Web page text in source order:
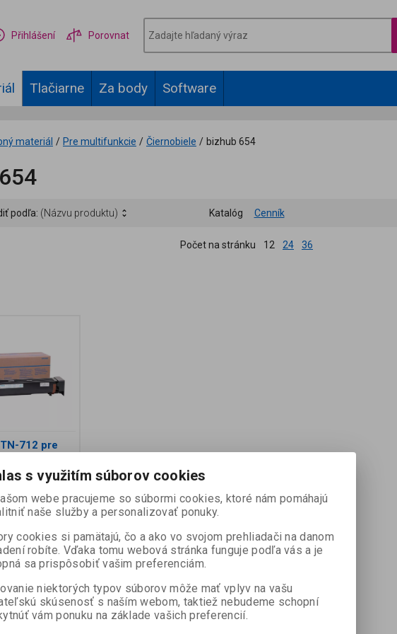
Přihlášení Porovnat
Tlačiarne Za body Software
materiál / Pre multifunkcie / Čiernobiele / bizhub 654
podľa: (Názvu produktu) Katalóg Cenník
Počet na stránku 12 24 36
712 pre
/ 754 /
/ PRO
A3VU050
60
Konica
bizhub
obsahuje 1
800 s...
bez DPH:)
s využitím súborov cookies
webe pracujeme so súbormi cookies, ktoré nám pomáhajú
naše služby a personalizovať ponuky.
cookies si pamätajú, čo a ako vo svojom prehliadači na danom
robíte. Vďaka tomu webová stránka funguje podľa vás a je
sa prispôsobiť vašim preferenciám.
niektorých typov súborov môže mať vplyv na vašu
skúsenosť s naším webom, taktiež nebudeme schopní
vám ponuku na základe vašich preferencií.